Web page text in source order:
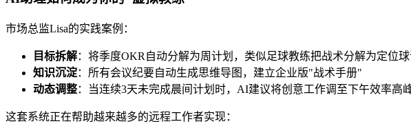
市场总监Lisa的实践案例：
目标拆解：将季度OKR自动分解为周计划，类似足球教练把战术分解为定位
知识沉淀：所有会议纪要自动生成思维导图，建立企业版"战术手册"
动态调整：当连续3天未完成晨间计划时，AI建议将创意工作调至下午效率高
这套系统正在帮助越来越多的远程工作者实现：